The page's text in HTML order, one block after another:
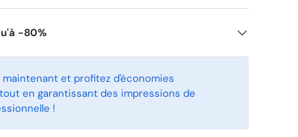
-80%
maintenant et profitez d'économies
en garantissant des impressions de
!